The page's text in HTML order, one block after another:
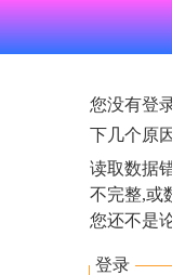
您没有登
下几个原
读取数据
不完整,或
您还不是
登录